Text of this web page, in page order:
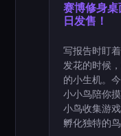
赛博修身
日发售！
写报告时盯
发花的时候
的小生机。
小小鸟陪你
小鸟收集游
孵化独特的